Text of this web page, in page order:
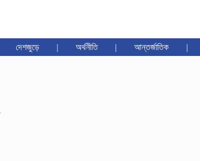
দেশজুড়ে | অর্থনীতি | আন্তর্জাতিক |